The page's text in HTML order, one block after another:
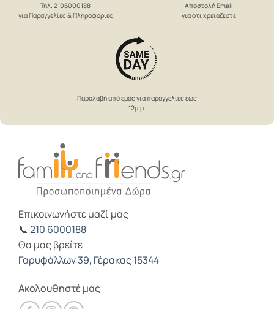
Τηλ. 2106000188
για Παραγγελίες & Πληροφορίες
Αποστολή Email
για ότι χρειάζεστε
Παραλαβή από εμάς για παραγγελίες έως
12μ.μ.
Επικοινωνήστε μαζί μας
📞 210 6000188
Θα μας βρείτε
Γαρυφάλλων 39, Γέρακας 15344
Ακολουθηστέ μας